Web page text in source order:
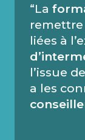
“La
liées à
l’issue
a les